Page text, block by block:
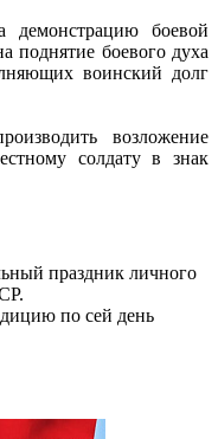
демонстрацию боевой
поднятие боевого духа
воинский долг
возложение
солдату в знак
праздник личного
по сей день